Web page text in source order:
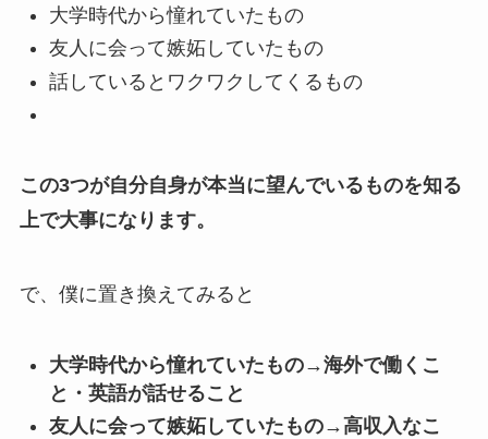
大学時代から憧れていたもの
友人に会って嫉妬していたもの
話しているとワクワクしてくるもの
この3つが自分自身が本当に望んでいるものを知る
上で大事になります。
で、僕に置き換えてみると
大学時代から憧れていたもの→海外で働くこ
と・英語が話せること
友人に会って嫉妬していたもの→高収入なこ